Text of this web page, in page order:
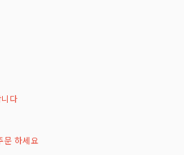
다
문 하세요